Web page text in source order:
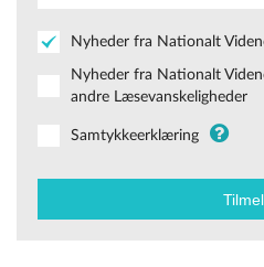
Nyheder fra Nationalt
Nyheder fra Nationalt
andre Læsevanskeligheder
Samtykkeerklæring